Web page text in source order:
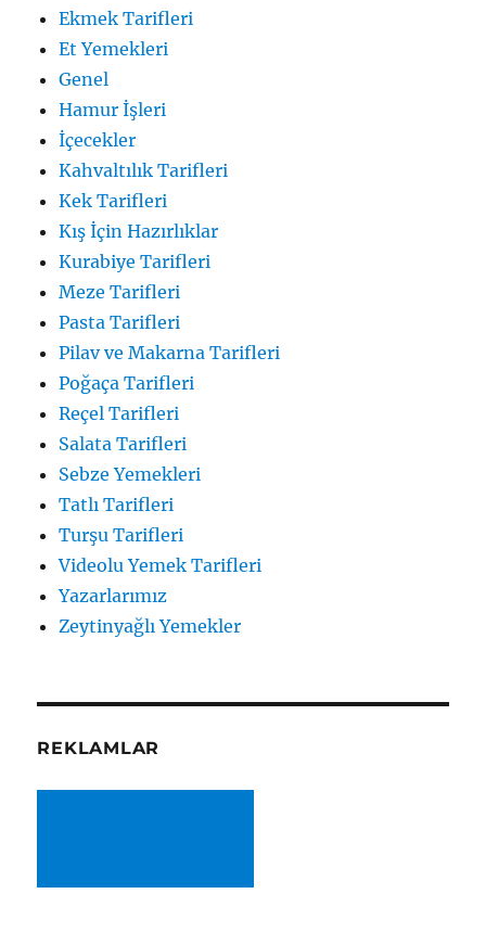
Ekmek Tarifleri
Et Yemekleri
Genel
Hamur İşleri
İçecekler
Kahvaltılık Tarifleri
Kek Tarifleri
Kış İçin Hazırlıklar
Kurabiye Tarifleri
Meze Tarifleri
Pasta Tarifleri
Pilav ve Makarna Tarifleri
Poğaça Tarifleri
Reçel Tarifleri
Salata Tarifleri
Sebze Yemekleri
Tatlı Tarifleri
Turşu Tarifleri
Videolu Yemek Tarifleri
Yazarlarımız
Zeytinyağlı Yemekler
REKLAMLAR